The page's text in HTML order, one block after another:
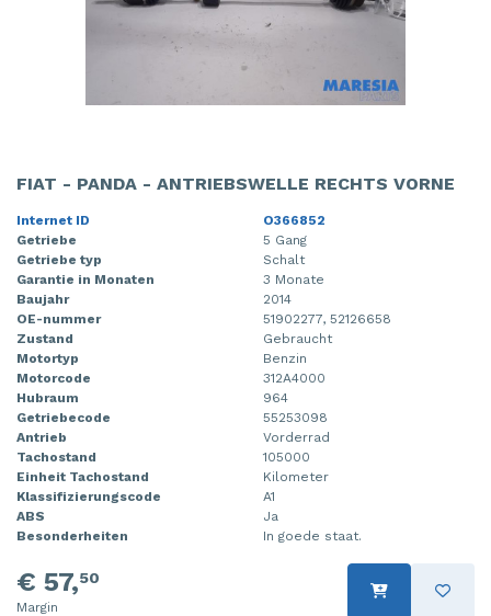
FIAT - PANDA - ANTRIEBSWELLE RECHTS VORNE
Internet ID
O366852
Getriebe
5 Gang
Getriebe typ
Schalt
Garantie in Monaten
3 Monate
Baujahr
2014
OE-nummer
51902277, 52126658
Zustand
Gebraucht
Motortyp
Benzin
Motorcode
312A4000
Hubraum
964
Getriebecode
55253098
Antrieb
Vorderrad
Tachostand
105000
Einheit Tachostand
Kilometer
Klassifizierungscode
A1
ABS
Ja
Besonderheiten
In goede staat.
€ 57,50
Margin